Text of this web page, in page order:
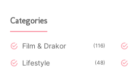
Categories
Film & Drakor 116
Lifestyle 48